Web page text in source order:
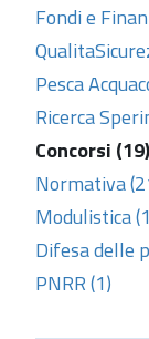
Fondi e
Pesca
Ricerca
Concorsi (19)
Normativa
Modulistica
Difesa delle
PNRR (1)